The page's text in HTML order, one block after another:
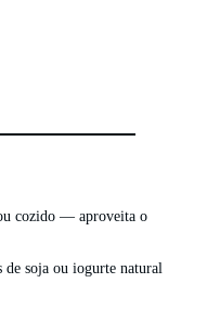
cozido — aproveita o
de soja ou iogurte natural